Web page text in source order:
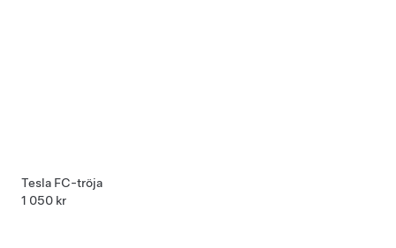
Tesla FC-tröja
1 050 kr